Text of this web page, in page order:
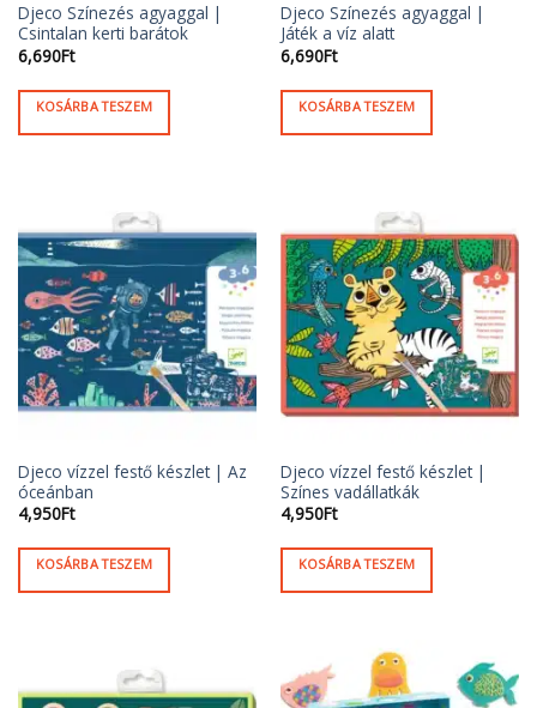
Djeco Színezés agyaggal |
Csintalan kerti barátok
6,690Ft
KOSÁRBA TESZEM
Djeco Színezés agyaggal |
Játék a víz alatt
6,690Ft
KOSÁRBA TESZEM
Djeco vízzel festő készlet | Az
óceánban
4,950Ft
KOSÁRBA TESZEM
Djeco vízzel festő készlet |
Színes vadállatkák
4,950Ft
KOSÁRBA TESZEM